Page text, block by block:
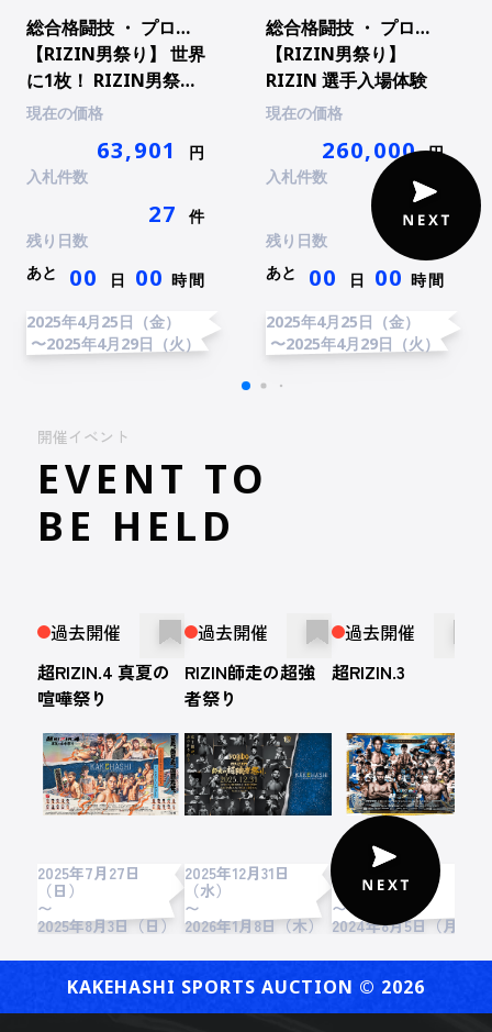
総合格闘技 ・ プロ総合格闘技
【RIZIN男祭り】 世界
に1枚！ RIZIN男祭り
オリジナルポスター
現在の価格
63,901
円
入札件数
27
件
残り日数
あと
00 日 00 時間
2025年4月25日（金）
〜2025年4月29日（火）
総合格闘技 ・ プロ総合格闘技
【RIZIN男祭り】
RIZIN 選手入場体験
現在の価格
260,000 円
入札件数
22 件
残り日数
あと
00 日 00 時間
2025年4月25日（金）
〜2025年4月29日（火）
開催イベント
EVENT TO
BE HELD
過去開催
超RIZIN.4 真夏の
喧嘩祭り
2025年7月27日
（日）
〜
2025年8月3日（日）
過去開催
RIZIN師走の超強
者祭り
2025年12月31日
（水）
〜
2026年1月8日（木）
過去開催
超RIZIN.3
2024年7月28日
（日）
〜
2024年8月5日（月）
KAKEHASHI SPORTS AUCTION ©︎ 2026